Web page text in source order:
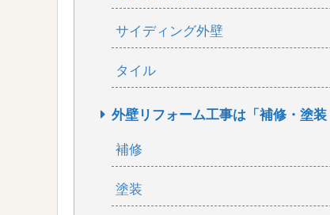
サイディング外壁
タイル
外壁リフォーム工事は「補修・塗
補修
塗装